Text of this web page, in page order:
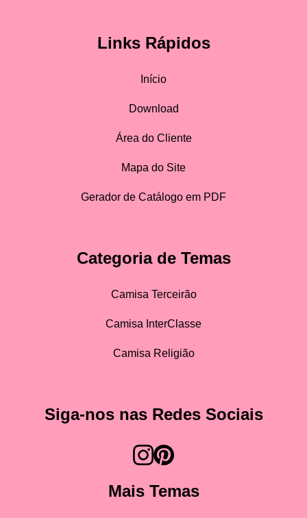
Links Rápidos
Início
Download
Área do Cliente
Mapa do Site
Gerador de Catálogo em PDF
Categoria de Temas
Camisa Terceirão
Camisa InterClasse
Camisa Religião
Siga-nos nas Redes Sociais
Mais Temas